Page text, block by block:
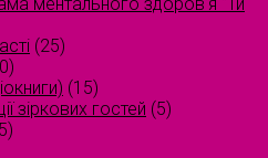
(25)
(15)
зіркових гостей (5)